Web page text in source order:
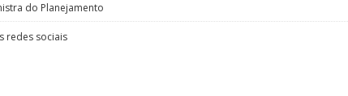
do Planejamento
redes sociais